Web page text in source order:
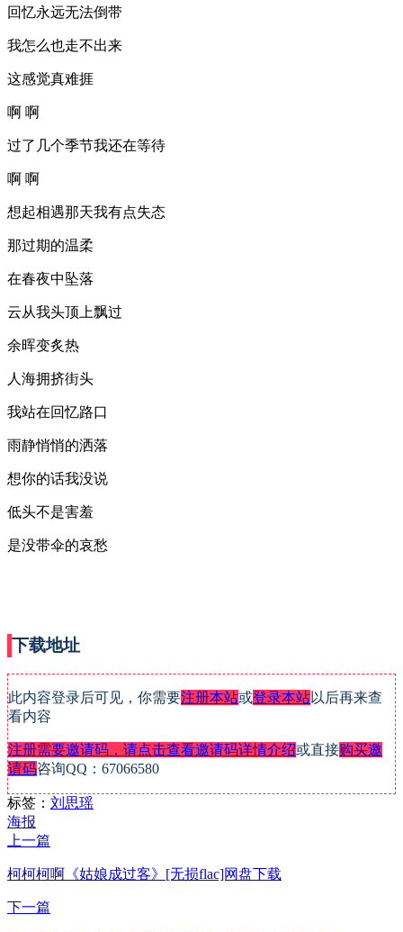
回忆永远无法倒带
我怎么也走不出来
这感觉真难捱
啊 啊
过了几个季节我还在等待
啊 啊
想起相遇那天我有点失态
那过期的温柔
在春夜中坠落
云从我头顶上飘过
余晖变炙热
人海拥挤街头
我站在回忆路口
雨静悄悄的洒落
想你的话我没说
低头不是害羞
是没带伞的哀愁
下载地址
此内容登录后可见，你需要注册本站或登录本站以后再来查
看内容
注册需要邀请码，请点击查看邀请码详情介绍或直接购买邀
请码咨询QQ：67066580
标签： 刘思瑶
海报
上一篇
柯柯柯啊《姑娘成过客》[无损flac]网盘下载
下一篇